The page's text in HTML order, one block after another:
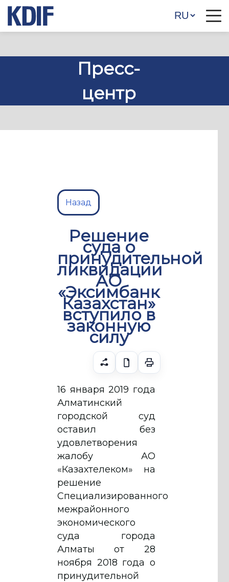
Пресс-
центр
Назад
Решение
суда о
принудительной
ликвидации
АО
«Эксимбанк
Казахстан»
вступило в
законную
силу
16 января 2019 года
Алматинский
городской суд
оставил без
удовлетворения
жалобу АО
«Казахтелеком» на
решение
Специализированного
межрайонного
экономического
суда города
Алматы от 28
ноября 2018 года о
принудительной